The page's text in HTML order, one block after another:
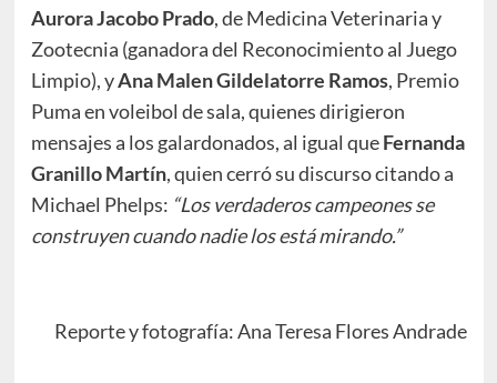
Aurora Jacobo Prado, de Medicina Veterinaria y
Zootecnia (ganadora del Reconocimiento al Juego
Limpio), yAna Malen Gildelatorre Ramos, Premio
Puma en voleibol de sala, quienes dirigieron
mensajes a los galardonados, al igual queFernanda
Granillo Martín, quien cerró su discurso citando a
Michael Phelps: “Los verdaderos campeones se
construyen cuando nadie los está mirando.”
Reporte y fotografía: Ana Teresa Flores Andrade